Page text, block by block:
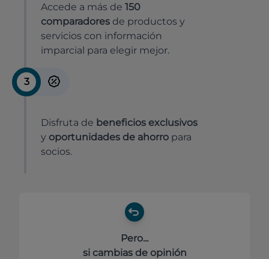
Accede a más de 150
comparadores de productos y
servicios con información
imparcial para elegir mejor.
3
Disfruta de beneficios exclusivos
y oportunidades de ahorro para
socios.
Pero...
si cambias de opinión